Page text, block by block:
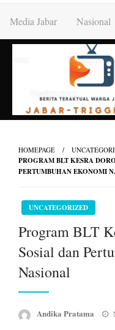
content
Media Jabar Nasional
HOMEPAGE
PROGRAM BLT KESRA
PERTUMBUHAN EKONOMI
UNCATEGORIZED
Program BLT
Sosial dan
Nasional
Andika Pratama